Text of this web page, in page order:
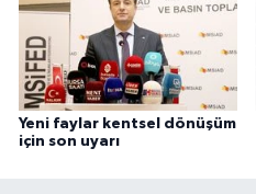
Yeni faylar kentsel dönüşüm
için son uyarı